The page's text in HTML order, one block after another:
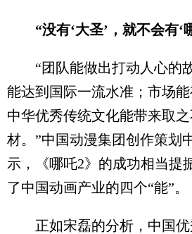
“没有‘大圣’，就不会有‘
“团队能做出打动人心的
能达到国际一流水准；市场能
中华优秀传统文化能带来取
材。”中国动漫集团创作策划
示，《哪吒2》的成功相当提
了中国动画产业的四个“能”。
正如宋磊的分析，中国优